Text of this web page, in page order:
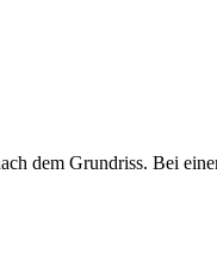
dem Grundriss. Bei